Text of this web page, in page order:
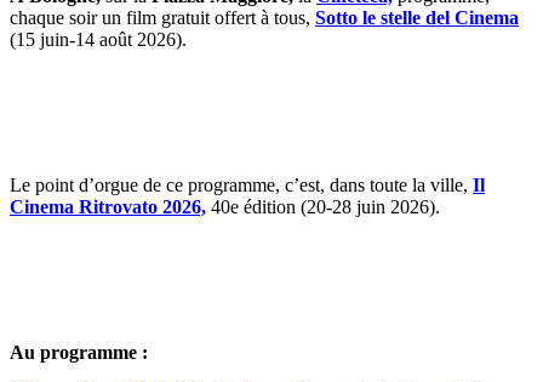
chaque soir un film gratuit offert à tous, Sotto le stelle del Cinema
(15 juin-14 août 2026).
Le point d’orgue de ce programme, c’est, dans toute la ville, Il
Cinema Ritrovato 2026, 40e édition (20-28 juin 2026).
Au programme :